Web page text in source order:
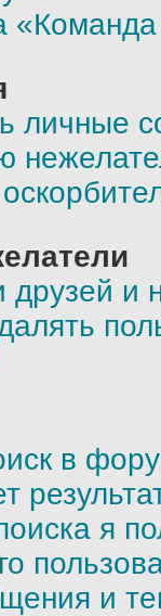
личные
друзей и
в
я
и